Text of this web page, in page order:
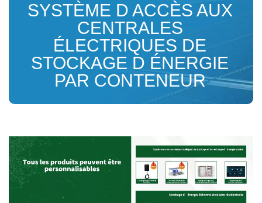
SYSTÈME D ACCÈS AUX
CENTRALES
ÉLECTRIQUES DE
STOCKAGE D ÉNERGIE
PAR CONTENEUR